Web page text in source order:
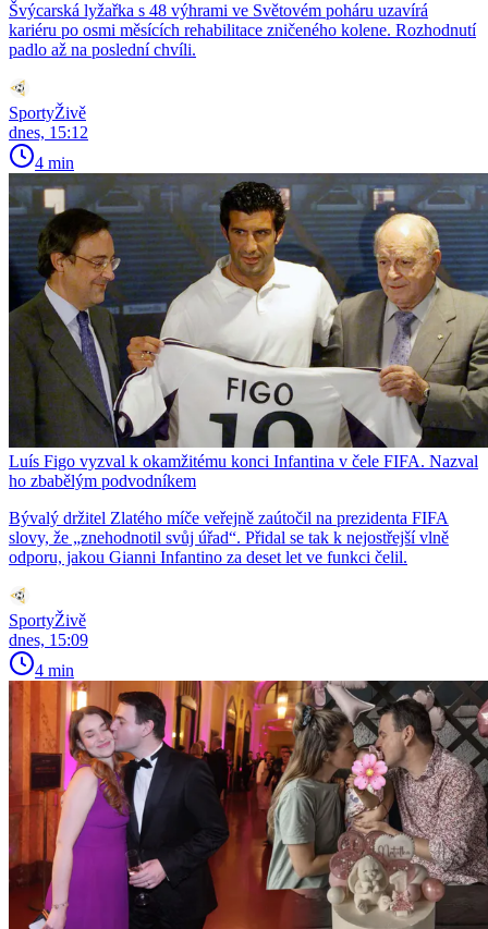
Švýcarská lyžařka s 48 výhrami ve Světovém poháru uzavírá
kariéru po osmi měsících rehabilitace zničeného kolene. Rozhodnutí
padlo až na poslední chvíli.
SportyŽivě
dnes, 15:12
4 min
Luís Figo vyzval k okamžitému konci Infantina v čele FIFA. Nazval
ho zbabělým podvodníkem
Bývalý držitel Zlatého míče veřejně zaútočil na prezidenta FIFA
slovy, že „znehodnotil svůj úřad“. Přidal se tak k nejostřejší vlně
odporu, jakou Gianni Infantino za deset let ve funkci čelil.
SportyŽivě
dnes, 15:09
4 min